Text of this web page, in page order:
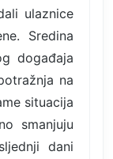
ulaznice
Sredina
događaja
na
situacija
smanjuju
dani